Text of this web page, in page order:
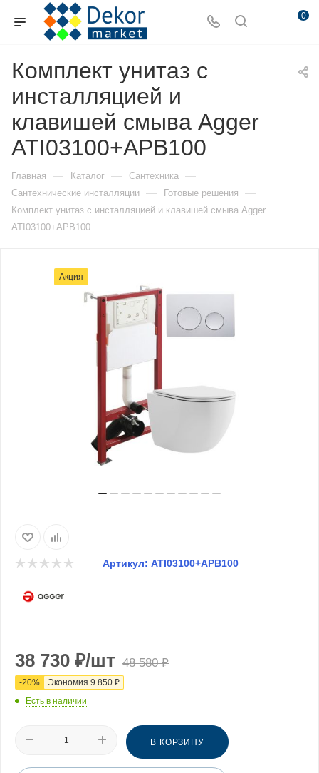
0
Комплект унитаз с
инсталляцией и
клавишей смыва Agger
ATI03100+APB100
Главная — Каталог — Сантехника —
Сантехнические инсталляции — Готовые решения —
Комплект унитаз с инсталляцией и клавишей смыва Agger
ATI03100+APB100
Акция
Артикул: ATI03100+APB100
38 730 ₽/шт 48 580₽
-20% Экономия 9 850 ₽
Есть в наличии
В КОРЗИНУ